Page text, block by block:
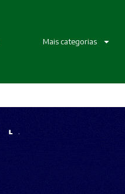
Mais categorias